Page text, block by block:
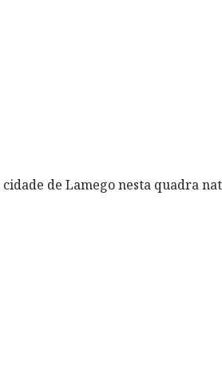
de Lamego nesta quadra